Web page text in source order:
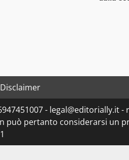
Disclaimer
- legal@editorially.it
pertanto considerarsi un